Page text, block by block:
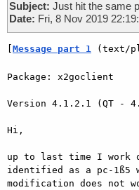
Subject: Just hit the same
Date: Fri, 8 Nov 2019
Message part 1 (text/
Package: x2goclient
Version 4.1.2.1 (QT -
Hi,
up to last time I work
identified as a pc-1ß5
modification does not